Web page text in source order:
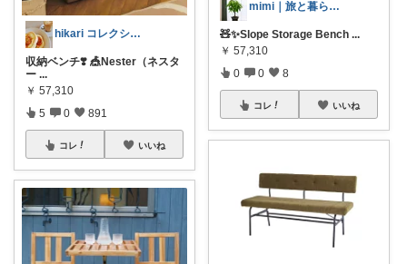
hikari コレクション見てね✨
収納ベンチ❣️ 🎪Nester（ネスタ
ー ...
￥ 57,310
5 0 891
コレ いいね
mimi｜旅と暮らし ✈️🌿
🧸✨Slope Storage Bench ...
￥ 57,310
0 0 8
コレ いいね